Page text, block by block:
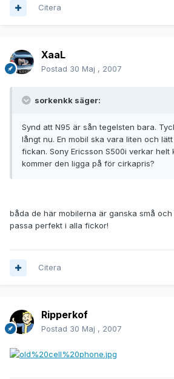
Citera
XaaL
Postad 30 Maj , 2007
sorkenkk säger:
Synd att N95 är sån tegelsten bara.
långt nu. En mobil ska vara liten och
fickan. Sony Ericsson S500i verkar helt
kommer den ligga på för cirkapris?
båda de här mobilerna är ganska små
passa perfekt i alla fickor!
Citera
Ripperkof
Postad 30 Maj , 2007